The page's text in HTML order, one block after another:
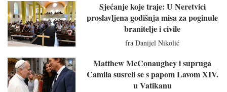
Sjećanje koje traje: U Neretvici
proslavljena godišnja misa za poginule
branitelje i civile
fra Danijel Nikolić
Matthew McConaughey i supruga
Camila susreli se s papom Lavom XIV.
u Vatikanu